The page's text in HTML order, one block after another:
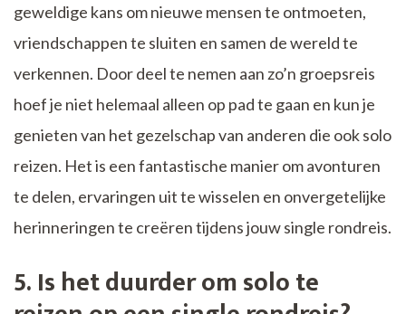
geweldige kans om nieuwe mensen te ontmoeten,
vriendschappen te sluiten en samen de wereld te
verkennen. Door deel te nemen aan zo’n groepsreis
hoef je niet helemaal alleen op pad te gaan en kun je
genieten van het gezelschap van anderen die ook solo
reizen. Het is een fantastische manier om avonturen
te delen, ervaringen uit te wisselen en onvergetelijke
herinneringen te creëren tijdens jouw single rondreis.
5. Is het duurder om solo te